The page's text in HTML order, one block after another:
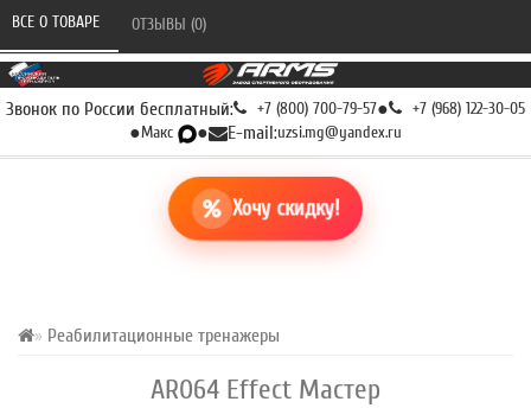
Звонок по России бесплатный: +7 (800) 700-79-57● +7 (968) 122-30-05
●Макс ● E-mail:uzsi.mg@yandex.ru
Хочу скидку!
Реабилитационные тренажеры
AR064 Effect Мастер
ВСЕ О ТОВАРЕ ОТЗЫВЫ (0)